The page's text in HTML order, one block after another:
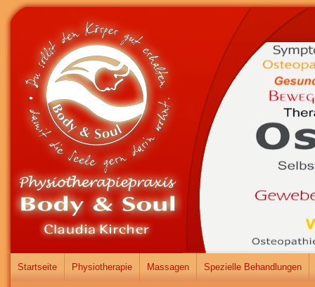
Startseite Physiotherapie Massagen Spezielle Behandlungen